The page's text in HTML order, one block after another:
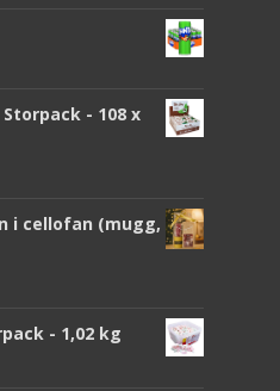
- 108 x
i cellofan (mugg,
- 1,02 kg